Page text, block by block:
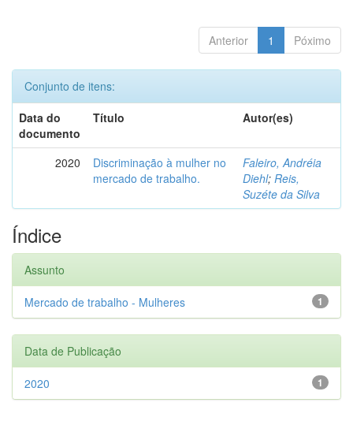
Anterior 1 Póximo
Conjunto de itens:
Data do
documento
Título Autor(es)
2020
Discriminação à mulher no
mercado de trabalho.
Faleiro, Andréia
Diehl; Reis,
Suzéte da Silva
Índice
Assunto
1
Mercado de trabalho - Mulheres
Data de Publicação
1
2020